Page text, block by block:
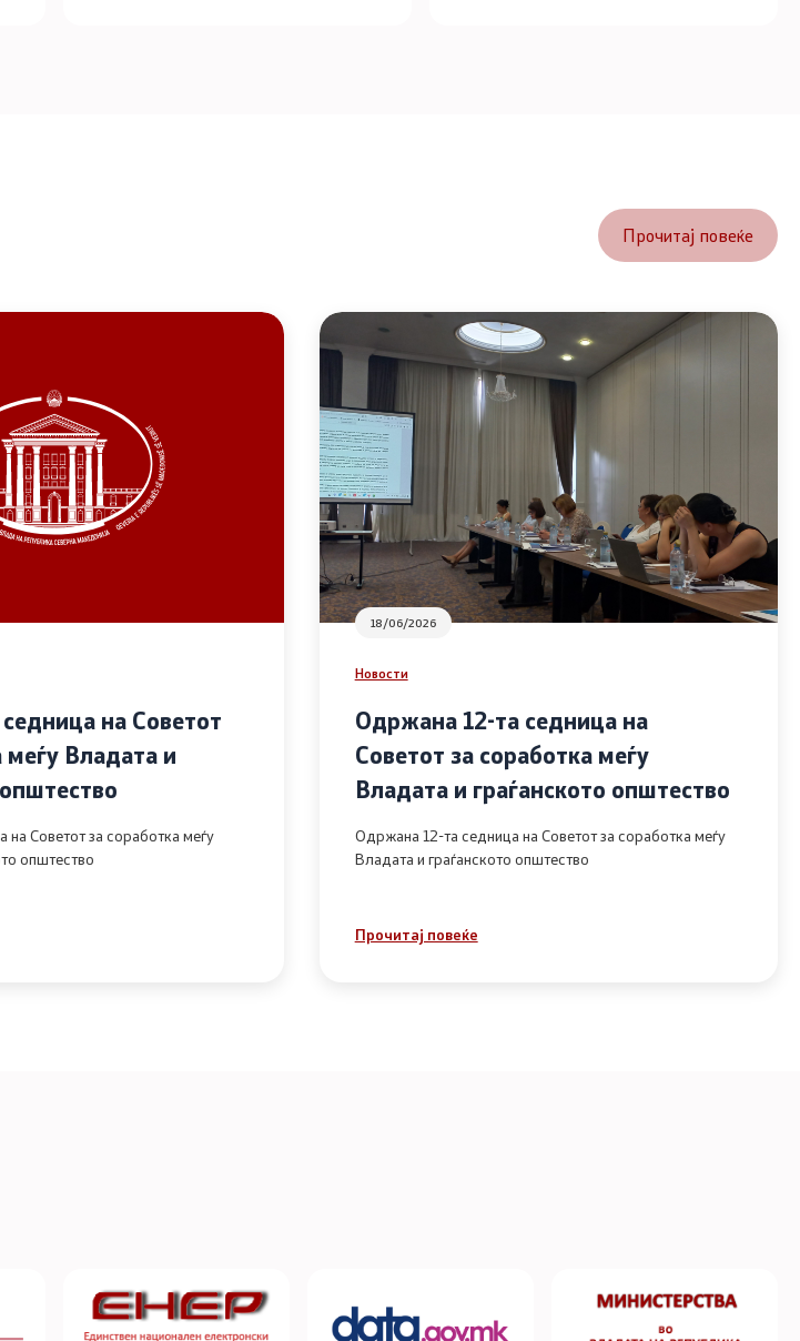
Прочитај повеќе
на Советот
меѓу Владата и
Советот за соработка меѓу
општество
18/06/2026
Новости
Одржана 12-та седница на
Советот за соработка меѓу
Владата и граѓанското општество
Одржана 12-та седница на Советот за соработка меѓу
Владата и граѓанското општество
Прочитај повеќе